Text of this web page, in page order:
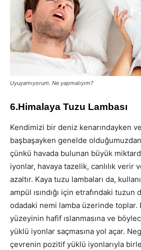
Uyuyamıyorum. Ne yapmalıyım?
6.Himalaya Tuzu Lambası
Kendimizi bir deniz kenarındayken
başbaşayken genelde
çünkü havada bulunan büyük
iyonlar, havaya tazelik, canlılık verir
azaltır. Kaya tuzu lambaları da,
ampül ısındığı için etrafındaki tuzun
odadaki nemi lamba üzerinde toplar.
yüzeyinin hafif ıslanmasına ve
yüklü iyonlar saçmasına yol açar.
çevrenin pozitif yüklü iyonlarıyla